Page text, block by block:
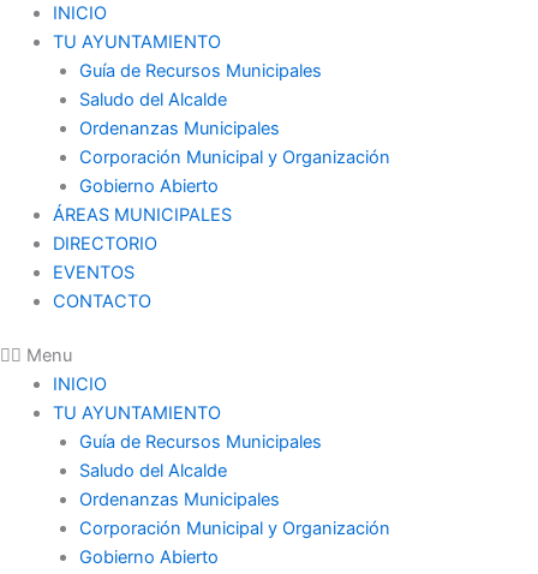
INICIO
TU AYUNTAMIENTO
Guía de Recursos Municipales
Saludo del Alcalde
Ordenanzas Municipales
Corporación Municipal y Organización
Gobierno Abierto
ÁREAS MUNICIPALES
DIRECTORIO
EVENTOS
CONTACTO
Menu
INICIO
TU AYUNTAMIENTO
Guía de Recursos Municipales
Saludo del Alcalde
Ordenanzas Municipales
Corporación Municipal y Organización
Gobierno Abierto